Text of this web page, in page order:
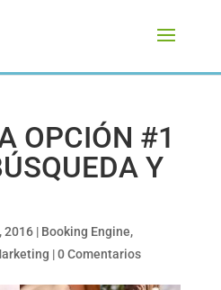
OPCIÓN #1
Y
2016| Booking Engine,
|0 Comentarios